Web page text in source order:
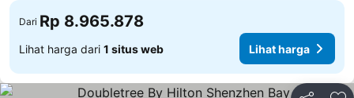
Dari Rp 8.965.878
Lihat harga dari 1 situs web Lihat harga